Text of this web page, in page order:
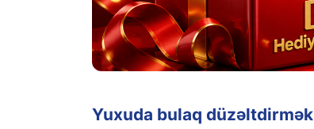
Yuxuda bulaq düzəltdirmək